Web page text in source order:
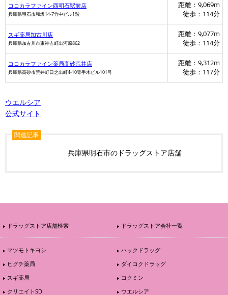
ココカラファイン西明石駅前店
兵庫県明石市和坂14-7竹中ビル1階
距離：9,069m
徒歩：114分
スギ薬局加古川店
兵庫県加古川市東神吉町出河原862
距離：9,077m
徒歩：114分
ココカラファイン薬局高砂荒井店
兵庫県高砂市荒井町日之出町4-10青手木ビル101号
距離：9,312m
徒歩：117分
ウエルシア
公式サイト
関連記事
兵庫県明石市のドラッグストア店舗
ドラッグストア店舗検索 ドラッグストア会社一覧
マツモトキヨシ
ハックドラッグ
ヒグチ薬局
ダイコクドラッグ
スギ薬局
コクミン
クリエイトSD
ウエルシア